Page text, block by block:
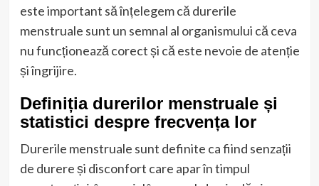
este important să înțelegem că durerile
menstruale sunt un semnal al organismului că ceva
nu funcționează corect și că este nevoie de atenție
și îngrijire.
Definiția durerilor menstruale și
statistici despre frecvența lor
Durerile menstruale sunt definite ca fiind senzații
de durere și disconfort care apar în timpul